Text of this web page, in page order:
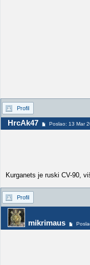
Profil
HrcAk47 Poslao: 13 Mar
Kurganets je ruski CV-90,
Profil
mikrimaus